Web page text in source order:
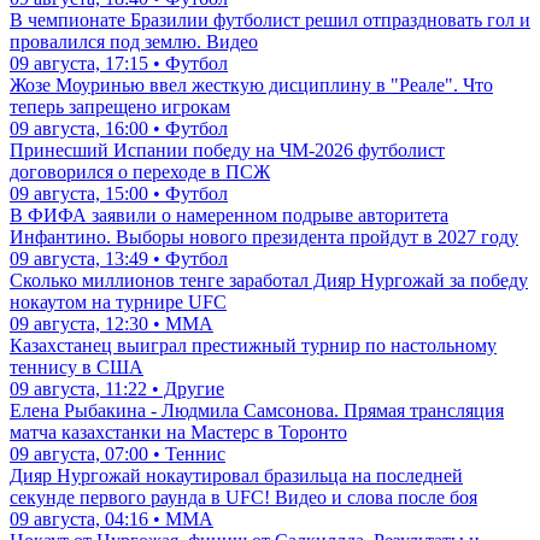
В чемпионате Бразилии футболист решил отпраздновать гол и
провалился под землю. Видео
09 августа, 17:15 • Футбол
Жозе Моуринью ввел жесткую дисциплину в "Реале". Что
теперь запрещено игрокам
09 августа, 16:00 • Футбол
Принесший Испании победу на ЧМ-2026 футболист
договорился о переходе в ПСЖ
09 августа, 15:00 • Футбол
В ФИФА заявили о намеренном подрыве авторитета
Инфантино. Выборы нового президента пройдут в 2027 году
09 августа, 13:49 • Футбол
Сколько миллионов тенге заработал Дияр Нургожай за победу
нокаутом на турнире UFC
09 августа, 12:30 • ММА
Казахстанец выиграл престижный турнир по настольному
теннису в США
09 августа, 11:22 • Другие
Елена Рыбакина - Людмила Самсонова. Прямая трансляция
матча казахстанки на Мастерс в Торонто
09 августа, 07:00 • Теннис
Дияр Нургожай нокаутировал бразильца на последней
секунде первого раунда в UFC! Видео и слова после боя
09 августа, 04:16 • ММА